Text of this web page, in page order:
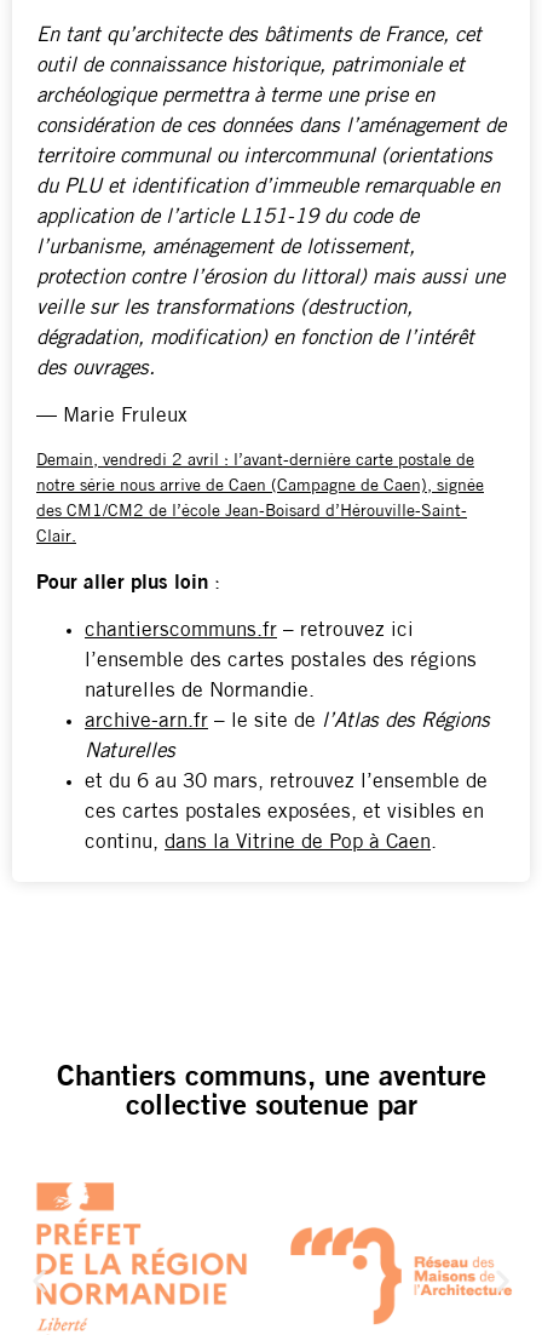
En tant qu’architecte des bâtiments de France, cet
outil de connaissance historique, patrimoniale et
archéologique permettra à terme une prise en
considération de ces données dans l’aménagement de
territoire communal ou intercommunal (orientations
du PLU et identification d’immeuble remarquable en
application de l’article L151-19 du code de
l’urbanisme, aménagement de lotissement,
protection contre l’érosion du littoral) mais aussi une
veille sur les transformations (destruction,
dégradation, modification) en fonction de l’intérêt
des ouvrages.
— Marie Fruleux
Demain, vendredi 2 avril : l’avant-dernière carte postale de
notre série nous arrive de Caen (Campagne de Caen), signée
des CM1/CM2 de l’école Jean-Boisard d’Hérouville-Saint-
Clair.
Pour aller plus loin :
chantierscommuns.fr – retrouvez ici
l’ensemble des cartes postales des régions
naturelles de Normandie.
archive-arn.fr – le site de l’Atlas des Régions
Naturelles
et du 6 au 30 mars, retrouvez l’ensemble de
ces cartes postales exposées, et visibles en
continu, dans la Vitrine de Pop à Caen.
Chantiers communs, une aventure
collective soutenue par